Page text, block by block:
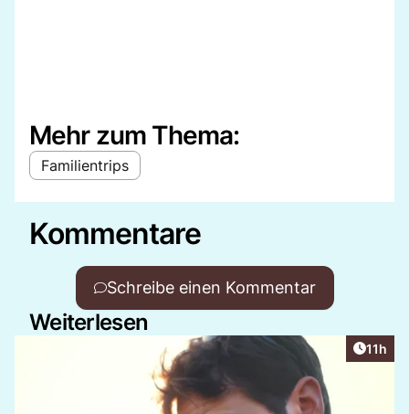
Mehr zum Thema:
Familientrips
Kommentare
Schreibe einen Kommentar
Weiterlesen
11h